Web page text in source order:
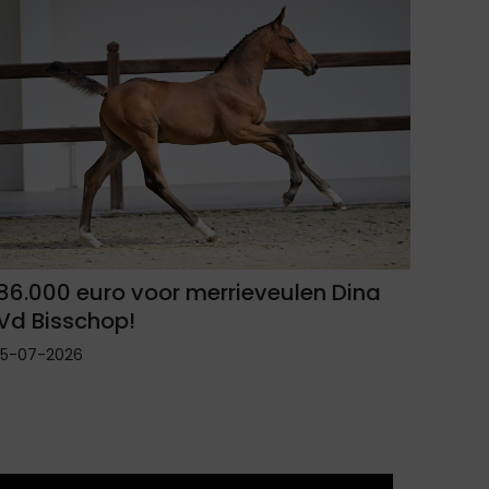
euro voor merrieveulen Dina
Bisschop!
07-2026